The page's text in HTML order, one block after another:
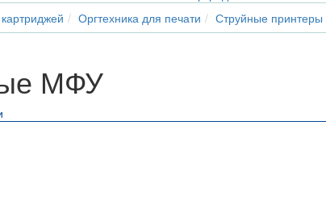
Оргтехника для печати Струйные
МФУ